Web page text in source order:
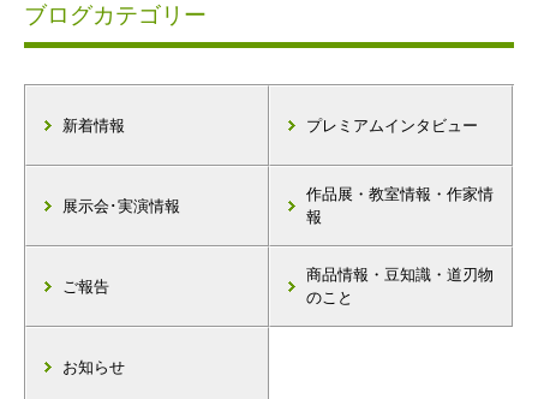
ブログカテゴリー
新着情報 プレミアムインタビュー
展示会･実演情報
作品展・教室情報・作家情
報
ご報告
商品情報・豆知識・道刃物
のこと
お知らせ